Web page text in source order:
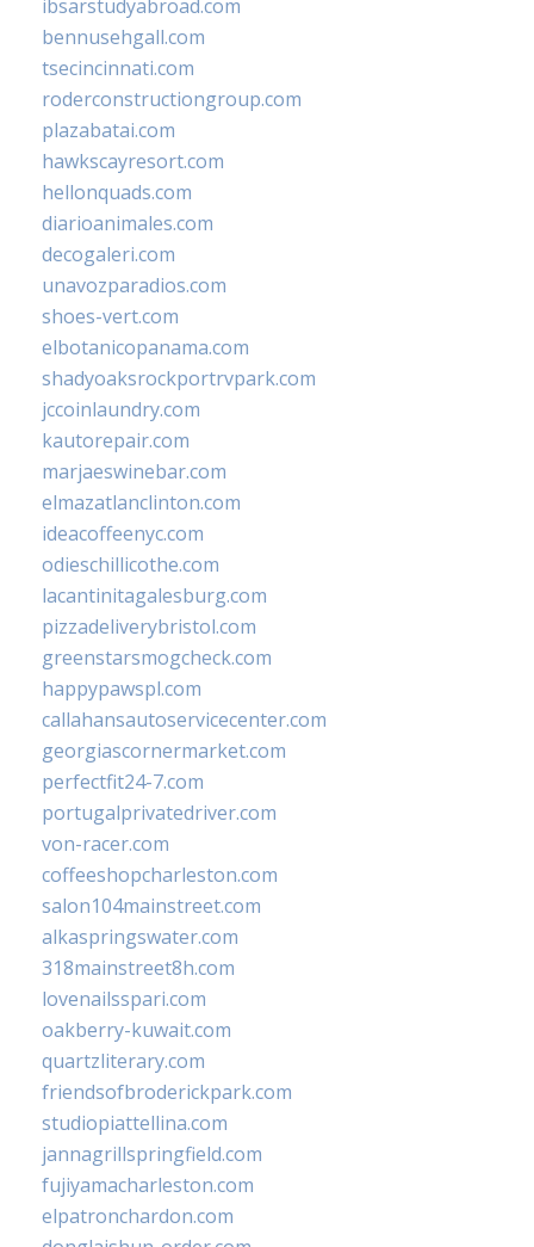
ibsarstudyabroad.com
bennusehgall.com
tsecincinnati.com
roderconstructiongroup.com
plazabatai.com
hawkscayresort.com
hellonquads.com
diarioanimales.com
decogaleri.com
unavozparadios.com
shoes-vert.com
elbotanicopanama.com
shadyoaksrockportrvpark.com
jccoinlaundry.com
kautorepair.com
marjaeswinebar.com
elmazatlanclinton.com
ideacoffeenyc.com
odieschillicothe.com
lacantinitagalesburg.com
pizzadeliverybristol.com
greenstarsmogcheck.com
happypawspl.com
callahansautoservicecenter.com
georgiascornermarket.com
perfectfit24-7.com
portugalprivatedriver.com
von-racer.com
coffeeshopcharleston.com
salon104mainstreet.com
alkaspringswater.com
318mainstreet8h.com
lovenailsspari.com
oakberry-kuwait.com
quartzliterary.com
friendsofbroderickpark.com
studiopiattellina.com
jannagrillspringfield.com
fujiyamacharleston.com
elpatronchardon.com